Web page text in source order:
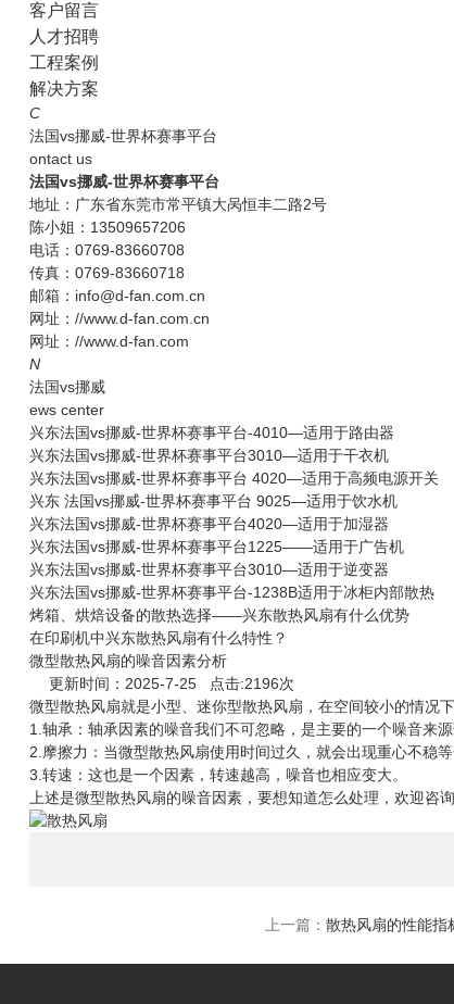
客户留言
人才招聘
工程案例
解决方案
C
法国vs挪威-世界杯赛事平台
ontact us
法国vs挪威-世界杯赛事平台
地址：广东省东莞市常平镇大呙恒丰二路2号
陈小姐：13509657206
电话：0769-83660708
传真：0769-83660718
邮箱：info@d-fan.com.cn
网址：//www.d-fan.com.cn
网址：//www.d-fan.com
N
法国vs挪威
ews center
兴东法国vs挪威-世界杯赛事平台-4010—适用于路由器
兴东法国vs挪威-世界杯赛事平台3010—适用于干衣机
兴东法国vs挪威-世界杯赛事平台 4020—适用于高频电源开关
兴东 法国vs挪威-世界杯赛事平台 9025—适用于饮水机
兴东法国vs挪威-世界杯赛事平台4020—适用于加湿器
兴东法国vs挪威-世界杯赛事平台1225——适用于广告机
兴东法国vs挪威-世界杯赛事平台3010—适用于逆变器
兴东法国vs挪威-世界杯赛事平台-1238B适用于冰柜内部散热
烤箱、烘焙设备的散热选择——兴东散热风扇有什么优势
在印刷机中兴东散热风扇有什么特性？
微型散热风扇的噪音因素分析
更新时间：2025-7-25 点击:2196次
微型散热风扇就是小型、迷你型散热风扇，在空间较小的情况
1.轴承：轴承因素的噪音我们不可忽略，是主要的一个噪音来
2.摩擦力：当微型散热风扇使用时间过久，就会出现重心不稳
3.转速：这也是一个因素，转速越高，噪音也相应变大。
上述是微型散热风扇的噪音因素，要想知道怎么处理，欢迎咨询
上一篇：散热风扇的性能指